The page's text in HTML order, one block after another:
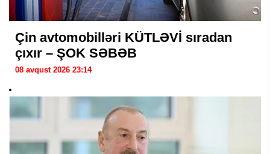
Çin avtomobilləri KÜTLƏVİ sıradan
çıxır – ŞOK SƏBƏB
08 avqust 2026 23:14